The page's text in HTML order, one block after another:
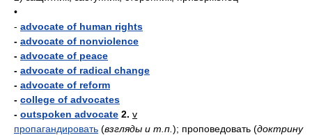
•
- advocate of human rights
- advocate of nonviolence
- advocate of peace
- advocate of radical change
- advocate of reform
- college of advocates
- outspoken advocate 2. v
пропагандировать (взгляды и т.п. ); проповедовать (доктрину